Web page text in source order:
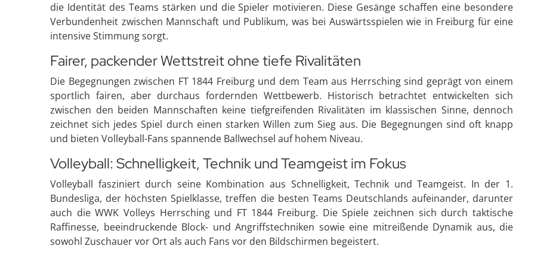
die Identität des Teams stärken und die Spieler motivieren. Diese Gesänge schaffen eine besondere
Verbundenheit zwischen Mannschaft und Publikum, was bei Auswärtsspielen wie in Freiburg für eine
intensive Stimmung sorgt.
Fairer, packender Wettstreit ohne tiefe Rivalitäten
Die Begegnungen zwischen FT 1844 Freiburg und dem Team aus Herrsching sind geprägt von einem
sportlich fairen, aber durchaus fordernden Wettbewerb. Historisch betrachtet entwickelten sich
zwischen den beiden Mannschaften keine tiefgreifenden Rivalitäten im klassischen Sinne, dennoch
zeichnet sich jedes Spiel durch einen starken Willen zum Sieg aus. Die Begegnungen sind oft knapp
und bieten Volleyball-Fans spannende Ballwechsel auf hohem Niveau.
Volleyball: Schnelligkeit, Technik und Teamgeist im Fokus
Volleyball fasziniert durch seine Kombination aus Schnelligkeit, Technik und Teamgeist. In der 1.
Bundesliga, der höchsten Spielklasse, treffen die besten Teams Deutschlands aufeinander, darunter
auch die WWK Volleys Herrsching und FT 1844 Freiburg. Die Spiele zeichnen sich durch taktische
Raffinesse, beeindruckende Block- und Angriffstechniken sowie eine mitreißende Dynamik aus, die
sowohl Zuschauer vor Ort als auch Fans vor den Bildschirmen begeistert.